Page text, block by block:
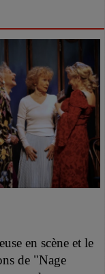
en scène et le
de "Nage